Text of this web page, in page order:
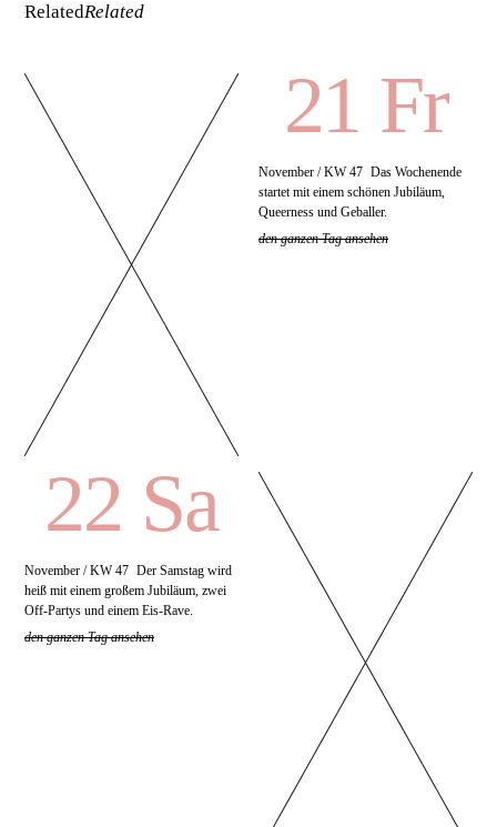
RelatedRelated
21 Fr
November / KW 47 Das Wochenende
startet mit einem schönen Jubiläum,
Queerness und Geballer.
den ganzen Tag ansehen
22 Sa
November / KW 47 Der Samstag wird
heiß mit einem großem Jubiläum, zwei
Off-Partys und einem Eis-Rave.
den ganzen Tag ansehen